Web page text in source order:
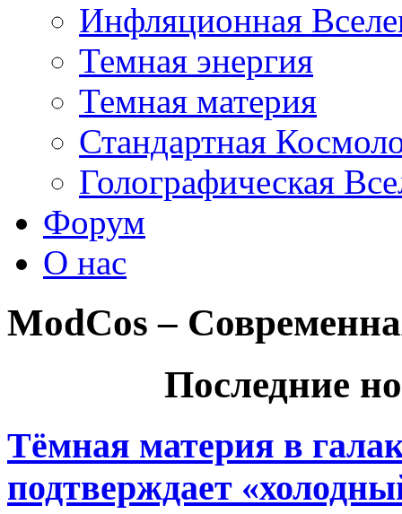
Инфляционная
Темная энергия
Темная материя
Стандартная
Голографическая
Форум
О нас
ModCos –
Последние
Тёмная материя в
подтверждает